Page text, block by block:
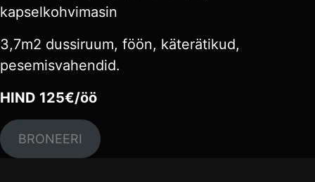
kapselkohvimasin
3,7m2 dussiruum, föön, käterätikud,
pesemisvahendid.
HIND 125€/öö
BRONEERI